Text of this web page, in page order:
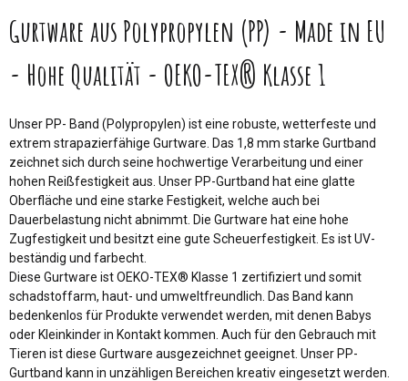
Gurtware aus Polypropylen (PP) - Made in EU
- Hohe Qualität - OEKO-TEX® Klasse 1
Unser PP- Band (Polypropylen) ist eine robuste, wetterfeste und
extrem strapazierfähige Gurtware. Das 1,8 mm starke Gurtband
zeichnet sich durch seine hochwertige Verarbeitung und einer
hohen Reißfestigkeit aus. Unser PP-Gurtband hat eine glatte
Oberfläche und eine starke Festigkeit, welche auch bei
Dauerbelastung nicht abnimmt. Die Gurtware hat eine hohe
Zugfestigkeit und besitzt eine gute Scheuerfestigkeit. Es ist UV-
beständig und farbecht.
Diese Gurtware ist OEKO-TEX® Klasse 1 zertifiziert und somit
schadstoffarm, haut- und umweltfreundlich. Das Band kann
bedenkenlos für Produkte verwendet werden, mit denen Babys
oder Kleinkinder in Kontakt kommen. Auch für den Gebrauch mit
Tieren ist diese Gurtware ausgezeichnet geeignet. Unser PP-
Gurtband kann in unzähligen Bereichen kreativ eingesetzt werden.